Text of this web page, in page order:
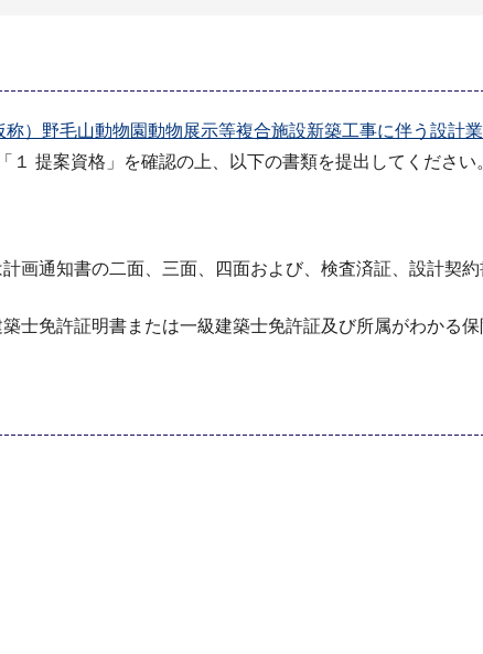
称）野毛山動物園動物展示等複合施設新築工事に伴う設計
１ 提案資格」を確認の上、以下の書類を提出してください
画通知書の二面、三面、四面および、検査済証、設計契
士免許証明書または一級建築士免許証及び所属がわかる